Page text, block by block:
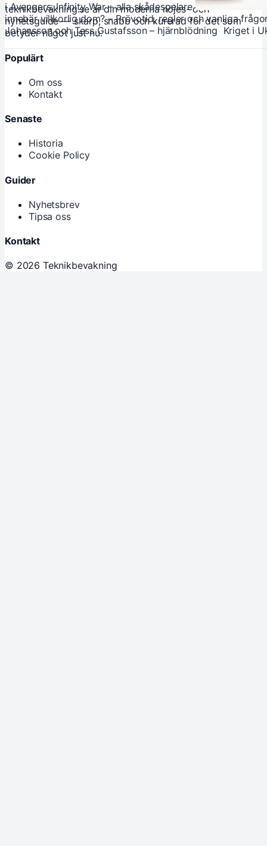
i Avengers: Infinity War – alla skådespelare
innebär villkorlig dom? – Prövotid, regler och vanliga
Johansson och Tess Gustafsson – hjärnblödning Kriget i
teknikbevakning.se är din moderna nöjes- och
nyhetsguide — skarp, snabb och kurerad för det som
betyder något just nu.
Populärt
Om oss
Kontakt
Senaste
Historia
Cookie Policy
Guider
Nyhetsbrev
Tipsa oss
Kontakt
© 2026 Teknikbevakning